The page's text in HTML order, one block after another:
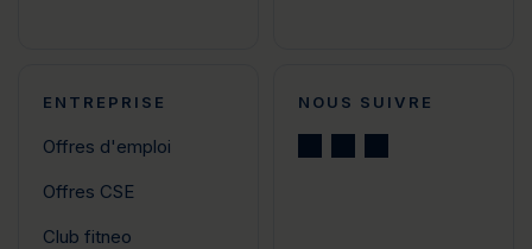
ENTREPRISE
Offres d'emploi
Offres CSE
Club fitneo
NOUS SUIVRE